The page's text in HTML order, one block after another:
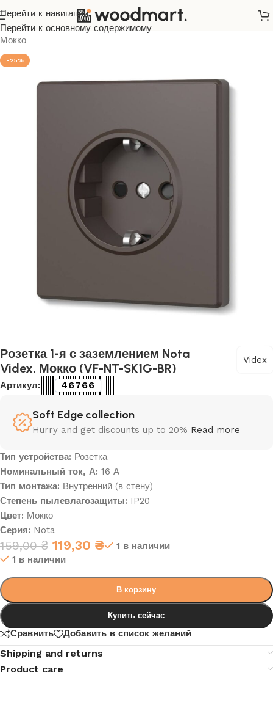
Перейти к навигации
Перейти к основному содержимому
Главная/ Розетки и выключатели/
Мокко
-25%
Розетка 1-я с заземлением Nota
Videx, Мокко (VF-NT-SK1G-BR)
Videx
Артикул: 46766
Soft Edge collection
Hurry and get discounts up to 20% Read more
Тип устройства: Розетка
Номинальный ток, А: 16 А
Тип монтажа: Внутренний (в стену)
Степень пылевлагозащиты: IP20
Цвет: Мокко
Серия: Nota
159,00₴ 119,30 ₴
1 в наличии
1 в наличии
В корзину
Купить сейчас
Сравнить Добавить в список желаний
Shipping and returns
Product care